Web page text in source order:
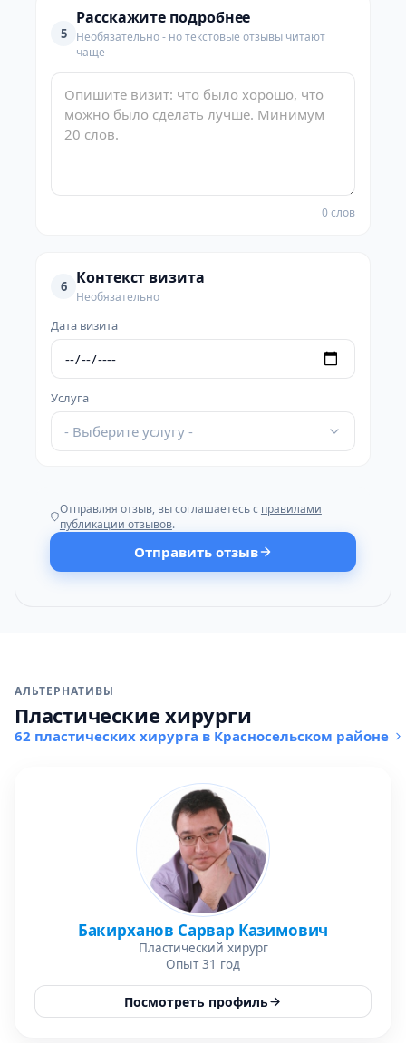
5
Расскажите подробнее
Необязательно - но текстовые отзывы читают
чаще
0 слов
6 Контекст визита
Необязательно
Дата визита
Услуга
- Выберите услугу -
Отправляя отзыв, вы соглашаетесь с правилами
публикации отзывов.
Отправить отзыв
АЛЬТЕРНАТИВЫ
Пластические хирурги
62 пластических хирурга в Красносельском районе
Бакирханов Сарвар Казимович
Пластический хирург
Опыт 31 год
Посмотреть профиль